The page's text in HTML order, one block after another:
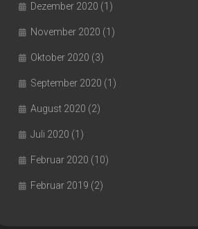
Dezember 2020 (1)
November 2020 (1)
Oktober 2020 (3)
September 2020 (1)
August 2020 (2)
Juli 2020 (1)
Februar 2020 (10)
Februar 2019 (2)